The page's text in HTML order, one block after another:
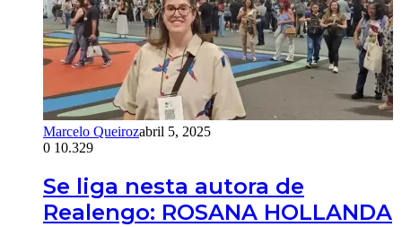
Marcelo Queirozabril 5, 2025
0 10.329
Se liga nesta autora de
Realengo: ROSANA HOLLANDA